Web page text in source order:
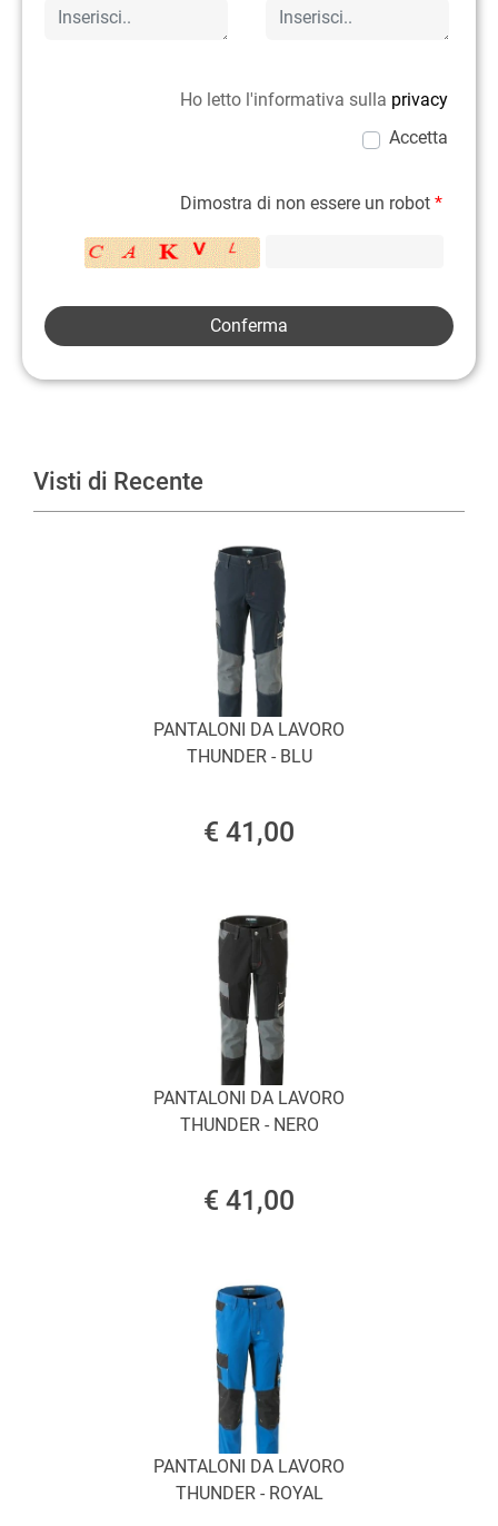
Ho letto l'informativa sulla privacy
Accetta
Dimostra di non essere un robot *
Visti di Recente
PANTALONI DA LAVORO
THUNDER - BLU
€ 41,00
PANTALONI DA LAVORO
THUNDER - NERO
€ 41,00
PANTALONI DA LAVORO
THUNDER - ROYAL